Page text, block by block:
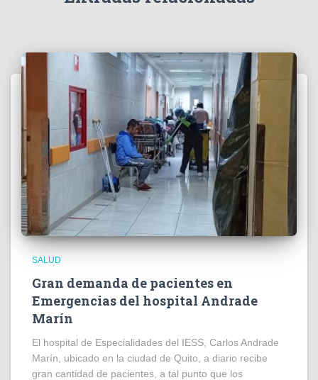
SALUD
Gran demanda de pacientes en
Emergencias del hospital Andrade
Marín
El hospital de Especialidades del IESS, Carlos Andrade
Marín, ubicado en la ciudad de Quito, a diario recibe
gran cantidad de pacientes, a tal punto que los